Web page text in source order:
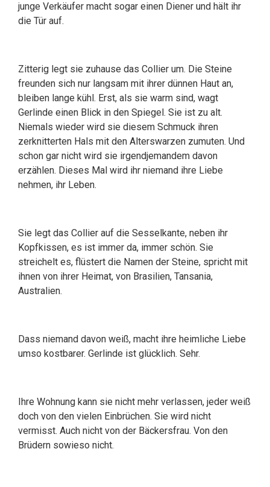
junge Verkäufer macht sogar einen Diener und hält ihr
die Tür auf.
Zitterig legt sie zuhause das Collier um. Die Steine
freunden sich nur langsam mit ihrer dünnen Haut an,
bleiben lange kühl. Erst, als sie warm sind, wagt
Gerlinde einen Blick in den Spiegel. Sie ist zu alt.
Niemals wieder wird sie diesem Schmuck ihren
zerknitterten Hals mit den Alterswarzen zumuten. Und
schon gar nicht wird sie irgendjemandem davon
erzählen. Dieses Mal wird ihr niemand ihre Liebe
nehmen, ihr Leben.
Sie legt das Collier auf die Sesselkante, neben ihr
Kopfkissen, es ist immer da, immer schön. Sie
streichelt es, flüstert die Namen der Steine, spricht mit
ihnen von ihrer Heimat, von Brasilien, Tansania,
Australien.
Dass niemand davon weiß, macht ihre heimliche Liebe
umso kostbarer. Gerlinde ist glücklich. Sehr.
Ihre Wohnung kann sie nicht mehr verlassen, jeder weiß
doch von den vielen Einbrüchen. Sie wird nicht
vermisst. Auch nicht von der Bäckersfrau. Von den
Brüdern sowieso nicht.